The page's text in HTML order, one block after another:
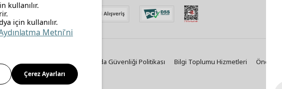
youtubelinkedin
Politikası Kalite Politikası Gıda Güvenliği Politikası Bilgi Toplumu Hizmetleri Önemli
Politikası
kullanılır.
için kullanılır.
Metni'ni
Çerez Ayarları